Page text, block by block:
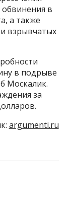
в
а также
взрывчатых
в подрыве
Москалик.
за
argumenti.ru